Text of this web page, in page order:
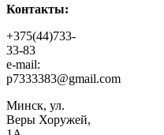
Контакты:
+375(44)733-
33-83
e-mail:
p7333383@gmail.com
Минск, ул.
Веры Хоружей,